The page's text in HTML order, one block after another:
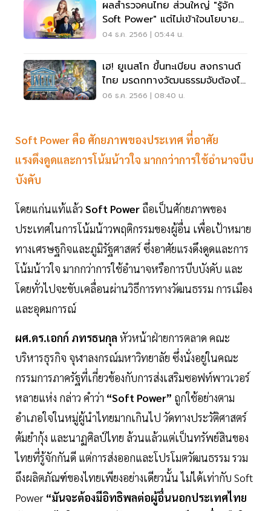
ผลสำรวจคนไทย ส่วนใหญ่ "รู้จัก
Soft Power" แต่ไม่เข้าใจนโยบาย
รัฐ
04 ธ.ค. 2566 | 05:44 น.
เฮ! ยูเนสโก ขึ้นทะเบียน สงกรานต์
ไทย มรดกทางวัฒนธรรมจับต้องไม่
ได้
06 ธ.ค. 2566 | 08:40 น.
Soft Power คือ ศักยภาพของประเทศ ที่อาศัย
แรงดึงดูดและการโน้มน้าวใจ มากกว่าการใช้อำนาจบีบ
บังคับ
โดยแก่นแท้แล้ว Soft Power ถือเป็นศักยภาพของ
ประเทศในการโน้มน้าวพฤติกรรมของผู้อื่น เพื่อเป้าหมาย
ทางเศรษฐกิจและภูมิรัฐศาสตร์ ซึ่งอาศัยแรงดึงดูดและการ
โน้มน้าวใจ มากกว่าการใช้อำนาจหรือการบีบบังคับ และ
โดยทั่วไปจะขับเคลื่อนผ่านวิธีการทางวัฒนธรรม การเมือง
และอุดมการณ์
ผศ.ดร.เอกก์ ภทรธนกุล หัวหน้าฝ่ายการตลาด คณะ
บริหารธุรกิจ จุฬาลงกรณ์มหาวิทยาลัย ซึ่งนั่งอยู่ในคณะ
กรรมการภาครัฐที่เกี่ยวข้องกับการส่งเสริมซอฟท์พาวเวอร์
หลายแห่ง กล่าว คำว่า “Soft Power” ถูกใช้อย่างตาม
อำเภอใจในหมู่ผู้นำไทยมากเกินไป วัดทางประวัติศาสตร์
ต้มยำกุ้ง และนาฏศิลป์ไทย ล้วนแล้วแต่เป็นทรัพย์สินของ
ไทยที่รู้จักกันดี แต่การส่งออกและโปรโมตวัฒนธรรม รวม
ถึงผลิตภัณฑ์ของไทยเพียงอย่างเดียวนั้น ไม่ได้เท่ากับ Soft
Power “มันจะต้องมีอิทธิพลต่อผู้อื่นนอกประเทศไทย